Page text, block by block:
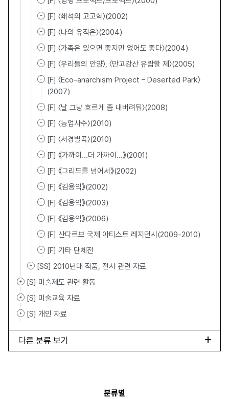
[F] 〈쇄석의 고고학〉(2002)
[F] 〈나의 유작은〉(2004)
[F] 〈가족은 있으면 좋지만 없어도 좋다〉(2004)
[F] 〈우리들의 안양〉, 〈만고강산 유람할 제〉(2005)
[F] 〈Eco–anarchism Project – Deserted Park〉
(2007)
[F] 〈날 그냥 흐르게 좀 내버려둬〉(2008)
[F] 〈농업사수〉(2010)
[F] 〈서경별곡〉(2010)
[F] 《가까이...더 가까이...》(2001)
[F] 《그리드를 넘어서》(2002)
[F] 《김용익》(2002)
[F] 《김용익》(2003)
[F] 《김용익》(2006)
[F] 산다르브 국제 아티스트 레지던시(2009-2010)
[F] 기타 단체전
[SS] 2010년대 작품, 전시 관련 자료
[S] 미술제도 관련 활동
[S] 미술교육 자료
[S] 개인 자료
다른 분류 보기
분류별